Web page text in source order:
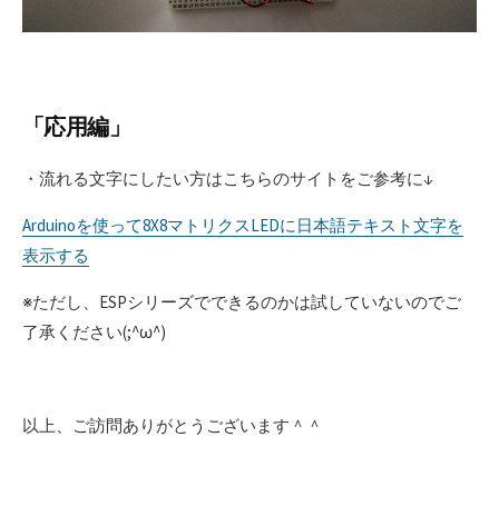
「応用編」
・流れる文字にしたい方はこちらのサイトをご参考に↓
Arduinoを使って8X8マトリクスLEDに日本語テキスト文字を
表示する
※ただし、ESPシリーズでできるのかは試していないのでご
了承ください(;^ω^)
以上、ご訪問ありがとうございます＾＾